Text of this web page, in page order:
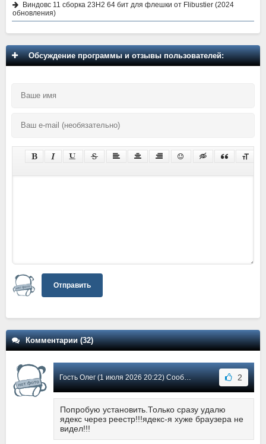
Виндовс 11 сборка 23H2 64 бит для флешки от Flibustier (2024
обновления)
Обсуждение программы и отзывы пользователей:
Отправить
Комментарии (32)
Гость Олег (1 июля 2026 20:22) Сообщение #29 2
Попробую установить.Только сразу удалю
ядекс через реестр!!!ядекс-я хуже браузера не
видел!!!